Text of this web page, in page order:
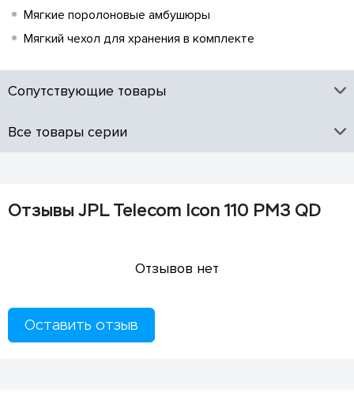
Мягкие поролоновые амбушюры
Мягкий чехол для хранения в комплекте
Сопутствующие товары
Все товары серии
Отзывы JPL Telecom Icon 110 PM3 QD
Отзывов нет
Оставить отзыв